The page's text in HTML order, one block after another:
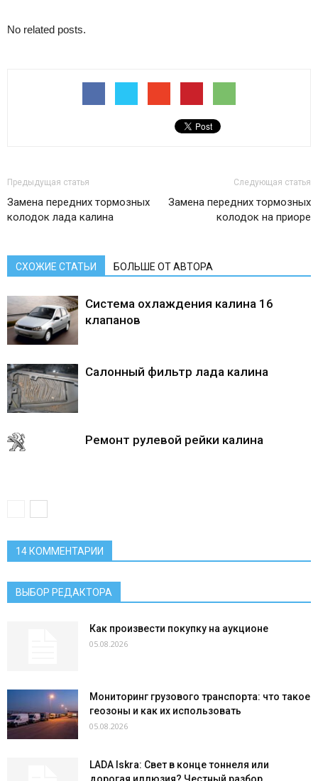
No related posts.
Предыдущая статья
Замена передних тормозных
колодок лада калина
Следующая статья
Замена передних тормозных
колодок на приоре
СХОЖИЕ СТАТЬИ БОЛЬШЕ ОТ АВТОРА
Система охлаждения калина 16
клапанов
Салонный фильтр лада калина
Ремонт рулевой рейки калина
14 КОММЕНТАРИИ
ВЫБОР РЕДАКТОРА
Как произвести покупку на аукционе
05.08.2026
Мониторинг грузового транспорта: что такое
геозоны и как их использовать
05.08.2026
LADA Iskra: Свет в конце тоннеля или